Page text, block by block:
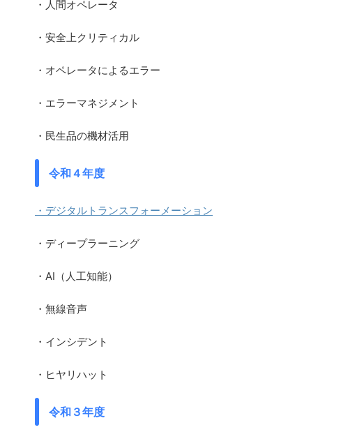
・人間オペレータ
・安全上クリティカル
・オペレータによるエラー
・エラーマネジメント
・民生品の機材活用
令和４年度
・デジタルトランスフォーメーション
・ディープラーニング
・AI（人工知能）
・無線音声
・インシデント
・ヒヤリハット
令和３年度